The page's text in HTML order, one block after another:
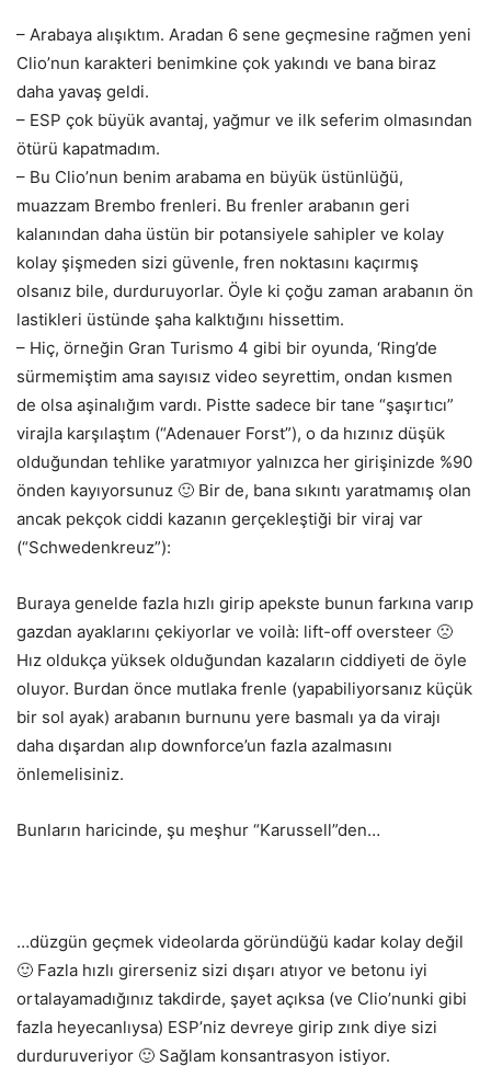
– Arabaya alışıktım. Aradan 6 sene geçmesine rağmen yeni
Clio’nun karakteri benimkine çok yakındı ve bana biraz
daha yavaş geldi.
– ESP çok büyük avantaj, yağmur ve ilk seferim olmasından
ötürü kapatmadım.
– Bu Clio’nun benim arabama en büyük üstünlüğü,
muazzam Brembo frenleri. Bu frenler arabanın geri
kalanından daha üstün bir potansiyele sahipler ve kolay
kolay şişmeden sizi güvenle, fren noktasını kaçırmış
olsanız bile, durduruyorlar. Öyle ki çoğu zaman arabanın ön
lastikleri üstünde şaha kalktığını hissettim.
– Hiç, örneğin Gran Turismo 4 gibi bir oyunda, ‘Ring’de
sürmemiştim ama sayısız video seyrettim, ondan kısmen
de olsa aşinalığım vardı. Pistte sadece bir tane “şaşırtıcı”
virajla karşılaştım (“Adenauer Forst”), o da hızınız düşük
olduğundan tehlike yaratmıyor yalnızca her girişinizde %90
önden kayıyorsunuz 🙂 Bir de, bana sıkıntı yaratmamış olan
ancak pekçok ciddi kazanın gerçekleştiği bir viraj var
(“Schwedenkreuz”):
Buraya genelde fazla hızlı girip apekste bunun farkına varıp
gazdan ayaklarını çekiyorlar ve voilà: lift-off oversteer 🙁
Hız oldukça yüksek olduğundan kazaların ciddiyeti de öyle
oluyor. Burdan önce mutlaka frenle (yapabiliyorsanız küçük
bir sol ayak) arabanın burnunu yere basmalı ya da virajı
daha dışardan alıp downforce’un fazla azalmasını
önlemelisiniz.
Bunların haricinde, şu meşhur “Karussell”den…
…düzgün geçmek videolarda göründüğü kadar kolay değil
🙂 Fazla hızlı girerseniz sizi dışarı atıyor ve betonu iyi
ortalayamadığınız takdirde, şayet açıksa (ve Clio’nunki gibi
fazla heyecanlıysa) ESP’niz devreye girip zınk diye sizi
durduruveriyor 🙂 Sağlam konsantrasyon istiyor.